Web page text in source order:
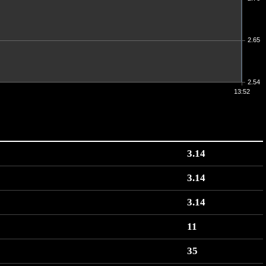
13:52
2.54
2.65
3.14
3.14
3.14
11
35